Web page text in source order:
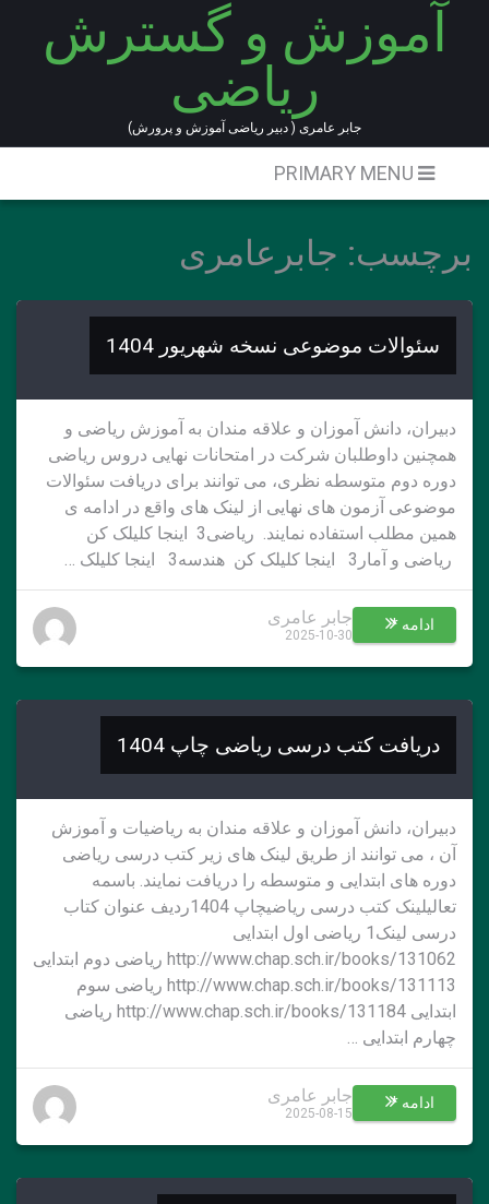
آموزش و گسترش
ریاضی
جابر عامری ( دبیر ریاضی آموزش و پرورش)
برچسب: جابرعامری
سئوالات موضوعی نسخه شهریور 1404
دبیران، دانش آموزان و علاقه مندان به آموزش ریاضی و
همچنین داوطلبان شرکت در امتحانات نهایی دروس ریاضی
دوره دوم متوسطه نظری، می توانند برای دریافت سئوالات
موضوعی آزمون های نهایی از لینک های واقع در ادامه ی
همین مطلب استفاده نمایند. ریاضی3 اینجا کلیلک کن
ریاضی و آمار3 اینجا کلیلک کن هندسه3 اینجا کلیلک …
ادامه * جابر عامری
2025-10-30
دریافت کتب درسی ریاضی چاپ 1404
دبیران، دانش آموزان و علاقه مندان به ریاضیات و آموزش
آن ، می توانند از طریق لینک های زیر کتب درسی ریاضی
دوره های ابتدایی و متوسطه را دریافت نمایند. باسمه
تعالیلینک کتب درسی ریاضیچاپ 1404ردیف عنوان کتاب
درسی لینک1 ریاضی اول ابتدایی
http://www.chap.sch.ir/books/131062 ریاضی دوم ابتدایی
http://www.chap.sch.ir/books/131113 ریاضی سوم
ابتدایی http://www.chap.sch.ir/books/131184 ریاضی
چهارم ابتدایی …
ادامه * جابر عامری
2025-08-15